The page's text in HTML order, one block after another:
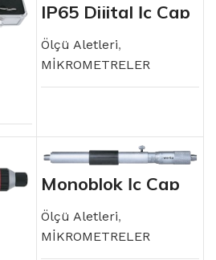
IP65 Dijital İç Çap
Mikrometresi
Ölçü Aletleri,
MİKROMETRELER
Monoblok İç Çap
Mikrometresi
Ölçü Aletleri,
MİKROMETRELER